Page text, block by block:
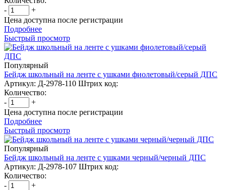
-
+
Цена доступна после регистрации
Подробнее
Быстрый просмотр
Популярный
Бейдж школьный на ленте с ушками фиолетовый/серый ДПС
Артикул: Д-2978-110 Штрих код:
Количество:
-
+
Цена доступна после регистрации
Подробнее
Быстрый просмотр
Популярный
Бейдж школьный на ленте с ушками черный/черный ДПС
Артикул: Д-2978-107 Штрих код:
Количество:
-
+